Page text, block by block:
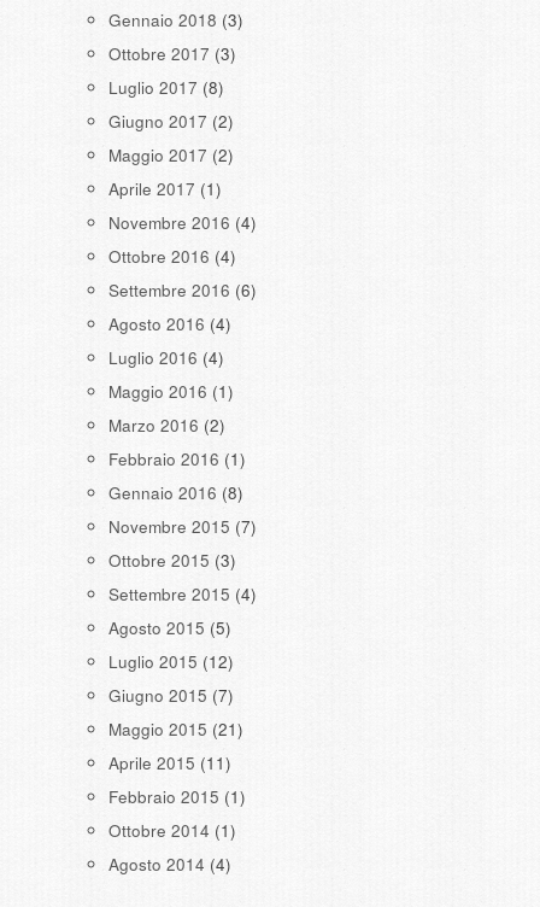
Gennaio 2018 (3)
Ottobre 2017 (3)
Luglio 2017 (8)
Giugno 2017 (2)
Maggio 2017 (2)
Aprile 2017 (1)
Novembre 2016 (4)
Ottobre 2016 (4)
Settembre 2016 (6)
Agosto 2016 (4)
Luglio 2016 (4)
Maggio 2016 (1)
Marzo 2016 (2)
Febbraio 2016 (1)
Gennaio 2016 (8)
Novembre 2015 (7)
Ottobre 2015 (3)
Settembre 2015 (4)
Agosto 2015 (5)
Luglio 2015 (12)
Giugno 2015 (7)
Maggio 2015 (21)
Aprile 2015 (11)
Febbraio 2015 (1)
Ottobre 2014 (1)
Agosto 2014 (4)